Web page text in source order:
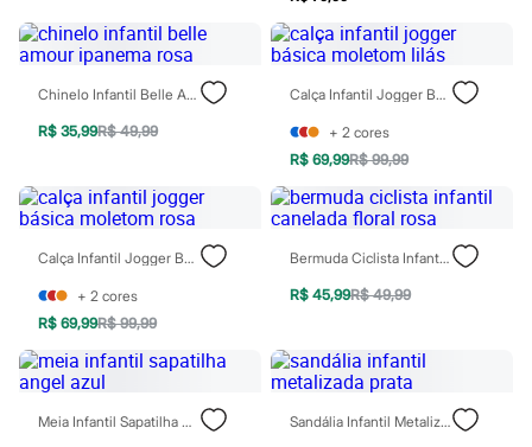
Infantil
Em alta
Arrumadinho para os meninos
Romântico para as meninas
Inverno
Novidades
0 a 24 meses
1 a 5 anos
4 a 12 anos
10 a 16 anos
Roupas menino
0 a 24 meses
1 a 5 anos
4 a 12 anos
10 a 16 anos
Acessórios
Recém-nascido
Bolsas e Mochilas
Chinelo Infantil Belle Amour Ipanema Rosa
R$ 35,99R$ 49,99
Calça Infantil Jogger Básica Moletom Lilás
+ 2 cores
R$ 69,99R$ 99,99
Calça Infantil Jogger Básica Moletom Rosa
+ 2 cores
R$ 69,99R$ 99,99
Bermuda Ciclista Infantil Canelada Floral Rosa
R$ 45,99R$ 49,99
Meia Infantil Sapatilha Angel Azul Sandália Infantil Metalizada Prata